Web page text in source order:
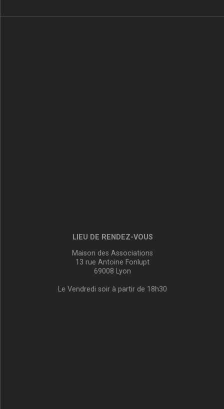
LIEU DE RENDEZ-VOUS
Maison des Associations
13 rue Antoine Fonlupt
69008 Lyon
Le Vendredi soir à partir de 18h30